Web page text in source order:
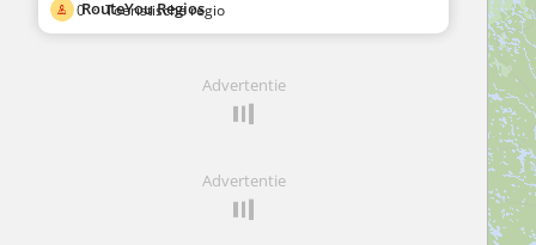
0 · Toeristische regio
RouteYou Regios
Advertentie
Advertentie